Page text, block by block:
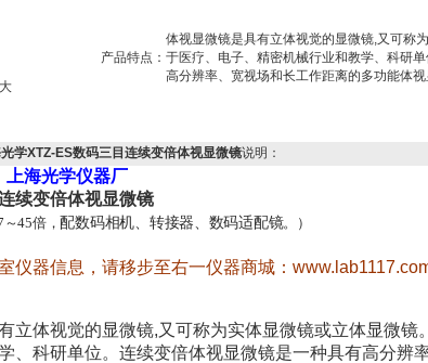
产品特点：
体视显微镜是具有立体视觉的显微镜,又可称
于医疗、电子、精密机械行业和教学、科研
高分辨率、宽视场和长工作距离的多功能体视
学XTZ-ES数码三目连续变倍体视显微镜说明：
上海光学仪器厂
续变倍体视显微镜
～45倍， 配数码相机、转接器、数码适配镜。 ）
仪器信息，请移步至右一仪器商城：
立体视觉的显微镜,又可称为实体显微镜或立体显微镜
、科研单位。连续变倍体视显微镜是一种具有高分辨